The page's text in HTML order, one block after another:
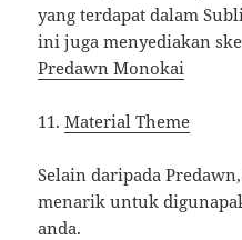
yang terdapat dalam
ini juga menyediakan
Predawn Monokai
11.Material Theme
Selain daripada
menarik untuk
anda.